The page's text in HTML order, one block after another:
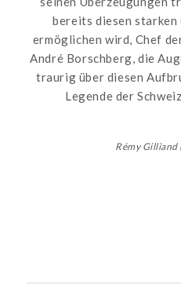
bereits diesen starken
ermöglichen wird, Chef
André Borschberg, die
traurig über diesen
Legende der
Rémy Gilliand